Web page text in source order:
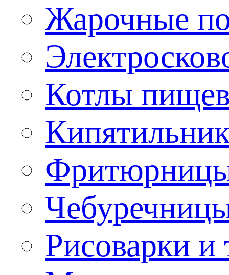
Жарочные
Котлы
Рисоварки и